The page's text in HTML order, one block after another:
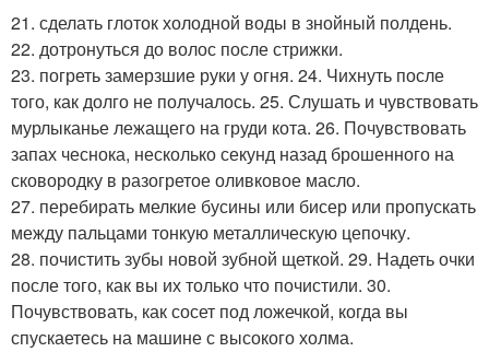
21. сделать глоток холодной воды в знойный полдень.
22. дотронуться до волос после стрижки.
23. погреть замерзшие руки у огня. 24. Чихнуть после
того, как долго не получалось. 25. Слушать и чувствовать
мурлыканье лежащего на груди кота. 26. Почувствовать
запах чеснока, несколько секунд назад брошенного на
сковородку в разогретое оливковое масло.
27. перебирать мелкие бусины или бисер или пропускать
между пальцами тонкую металлическую цепочку.
28. почистить зубы новой зубной щеткой. 29. Надеть очки
после того, как вы их только что почистили. 30.
Почувствовать, как сосет под ложечкой, когда вы
спускаетесь на машине с высокого холма.